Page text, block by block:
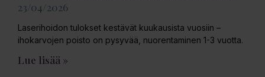
23/04/2026
Laserihoidon tulokset kestävät kuukausista vuosiin –
ihokarvojen poisto on pysyvää, nuorentaminen 1-3 vuotta.
Lue lisää »